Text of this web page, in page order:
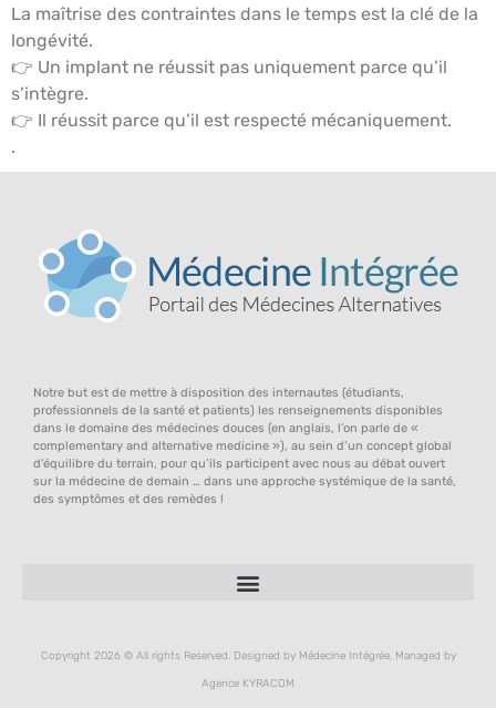
La maîtrise des contraintes dans le temps est la clé de la
longévité.
👉 Un implant ne réussit pas uniquement parce qu’il
s’intègre.
👉 Il réussit parce qu’il est respecté mécaniquement.
.
Notre but est de mettre à disposition des internautes (étudiants,
professionnels de la santé et patients) les renseignements disponibles
dans le domaine des médecines douces (en anglais, l’on parle de «
complementary and alternative medicine »), au sein d’un concept global
d’équilibre du terrain, pour qu’ils participent avec nous au débat ouvert
sur la médecine de demain … dans une approche systémique de la santé,
des symptômes et des remèdes !
Copyright 2026 © All rights Reserved. Designed by Médecine Intégrée, Managed by
Agence KYRACOM